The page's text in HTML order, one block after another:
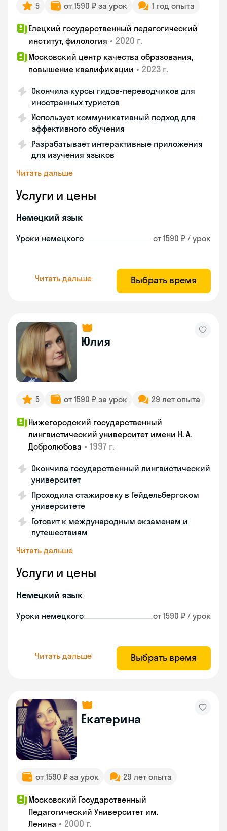
5 от 1590 ₽ за урок 1 год опыта
Елецкий государственный педагогический
институт, филология • 2020 г.
Московский центр качества образования,
повышение квалификации • 2023 г.
Окончила курсы гидов-переводчиков для
иностранных туристов
Использует коммуникативный подход для
эффективного обучения
Разрабатывает интерактивные приложения
для изучения языков
Читать дальше
Услуги и цены
Немецкий язык
Уроки немецкого от 1590 ₽ / урок
Читать дальше Выбрать время
Юлия
5 от 1590 ₽ за урок 29 лет опыта
Нижегородский государственный
лингвистический университет имени Н. А.
Добролюбова • 1997 г.
Окончила государственный лингвистический
университет
Проходила стажировку в Гейдельбергском
университете
Готовит к международным экзаменам и
путешествиям
Читать дальше
Услуги и цены
Немецкий язык
Уроки немецкого от 1590 ₽ / урок
Читать дальше Выбрать время
Екатерина
от 1590 ₽ за урок 29 лет опыта
Московский Государственный
Педагогический Университет им.
Ленина • 2000 г.